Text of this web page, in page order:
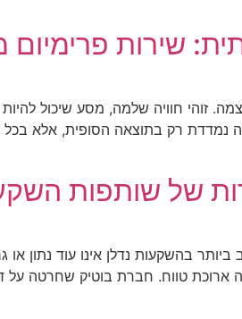
שירות פרימיום
זוהי חוויה שלמה, מסע שיכול להיות
נמדדת רק בתוצאה הסופית, אלא
של שותפות
ביותר בהשקעות נדלן אינו עוד
טווח. חברת בוטיק שחרטה